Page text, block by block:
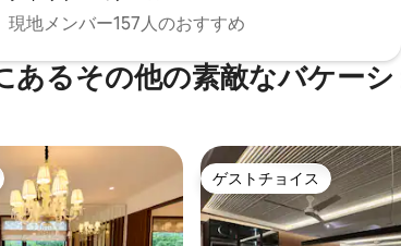
現地メンバー157人のおすすめ
あるその他の素敵なバケー
ゲストチョイス
ゲストチョイス